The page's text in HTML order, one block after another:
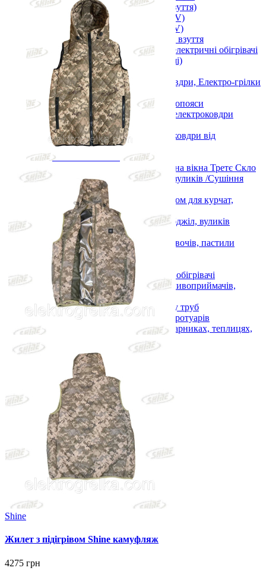
Підігрів ніг (устілки у взуття)
Підігрів тіла (від USB 5 V)
Підігрів рук (від USB 5 V)
Електричні сушарки для взуття
Настільні інфрачервоні електричні обігрівачі
(килимки для комп. миші)
Жилети з підігрівом
Електричні простирадла та ковдри, Електро-грілки
та Пледи 3D
Електрогрілки та електропояси
Електропростирадла та електроковдри
Пледи 3D
Автомобільні грілки та ковдри від
прикурювача
Утеплення вікон
Теплозберігаюча плівка на вікна Третє Скло
Обігрів розсади, інкубаторів, вуликів /Сушіння
продуктів
Килимки мати з підігрівом для курчат,
інкубаторів, розсади
Електричний обігрівач бджіл, вуликів
Monocrystal
Сушіння ягід, фруктів, овочів, пастили
Показати усі Обігрів та сушіння
Вуличний обігрів
Підвісні вуличні інфрачервоні обігрівачі
Антиобледеніння для дахів, зливоприймачів,
жолобів і водостоків
Нагрівальні кабелі для обігріву труб
Обігрів майданчиків, сходів, тротуарів
Кабелі для обігріву ґрунту в парниках, теплицях,
Показати усі Вуличний обігрів
Товари для життя
Для дому
Для прохолоди
Для спорту
Для авто
Для домашніх улюбленців
Для подорожей
Показати усі Товари для життя
Товари при блєкауті
Shine
Жилет з підігрівом Shine камуфляж
4275 грн